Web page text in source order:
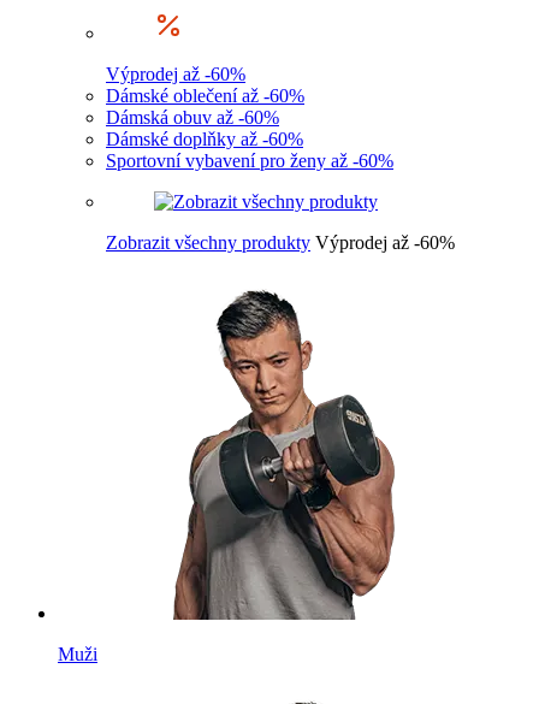
Výprodej až -60%
Dámské oblečení až -60%
Dámská obuv až -60%
Dámské doplňky až -60%
Sportovní vybavení pro ženy až -60%
Zobrazit všechny produkty Výprodej až -60%
Muži